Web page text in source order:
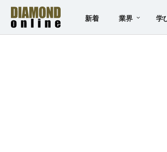
新着 業界 学